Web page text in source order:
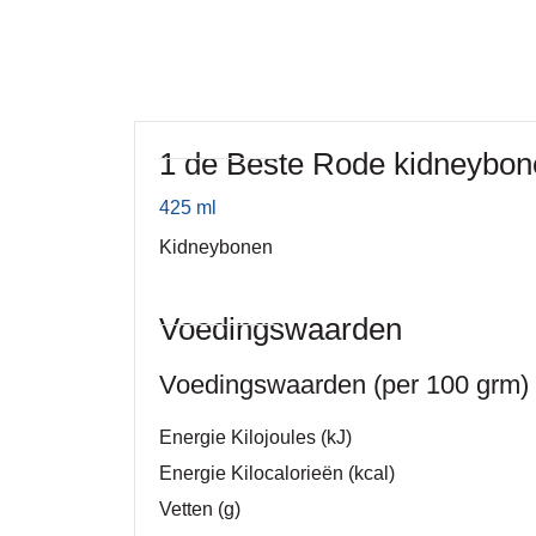
1 de Beste Rode
425 ml
Kidneybonen
Voedingswaarden
Voedingswaarden (per 100 grm)
Energie Kilojoules (kJ)
Energie Kilocalorieën (kcal)
Vetten (g)